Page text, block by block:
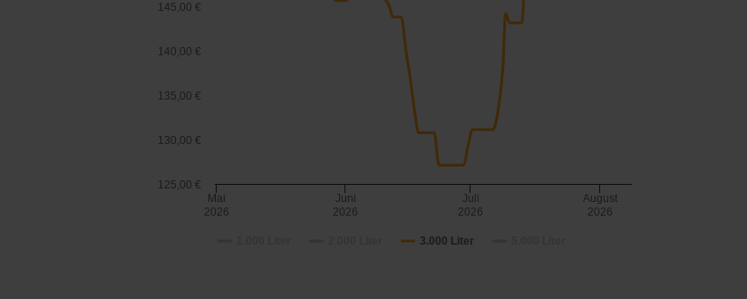
3.000 Liter
Mai
2026
Juni
2026
Juli
2026
August
2026
125,00 €
130,00 €
135,00 €
140,00 €
145,00 €